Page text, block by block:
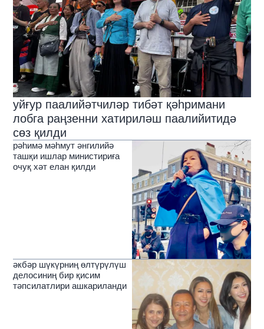
уйғур паалийәтчиләр тибәт қәһримани
лобга раңзенни хатириләш паалийитидә
сөз қилди
рәһимә мәһмут әнгилийә
ташқи ишлар министириға
очуқ хәт елан қилди
әкбәр шүкүрниң өлтүрүлүш
делосиниң бир қисим
тәпсилатлири ашкариланди